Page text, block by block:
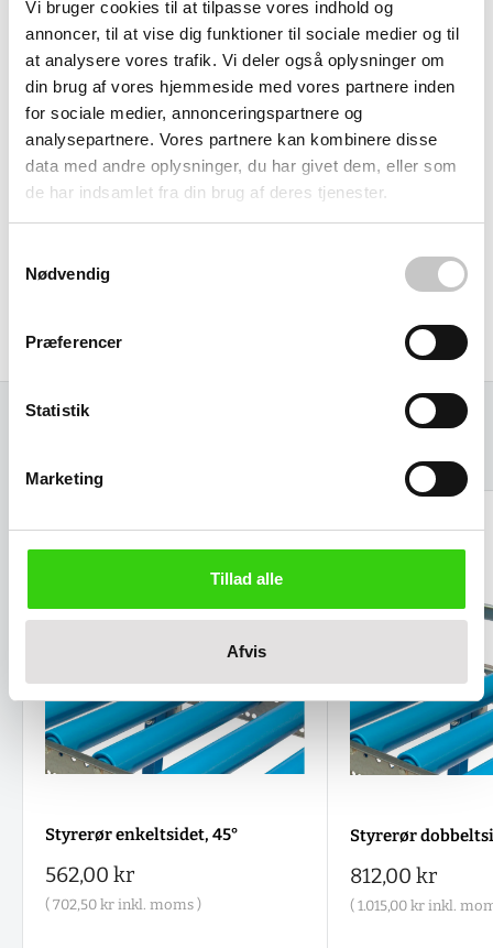
Vi bruger cookies til at tilpasse vores indhold og
annoncer, til at vise dig funktioner til sociale medier og til
at analysere vores trafik. Vi deler også oplysninger om
din brug af vores hjemmeside med vores partnere inden
for sociale medier, annonceringspartnere og
analysepartnere. Vores partnere kan kombinere disse
data med andre oplysninger, du har givet dem, eller som
de har indsamlet fra din brug af deres tjenester.
Nødvendig
Præferencer
Statistik
Marketing
Tillad alle
Afvis
hvilket giver fleksibilitet i håndtering af forskellige pakke-
og produktstørrelser. Med rullerafstande på 75 mm, 100
mm eller 125 mm og minimum 3 ruller under godset sikres
optimal støtte. Systemet kræver en hældning på ca. 2-5%
afhængig af godsets vægt og form.
Rullebanen leveres uden ben, så du kan vælge passende
støttesystem efter dine specifikke installationsbehov. Dette
og integrere med andre komponenter til komplette lager-
containere.
Styrerør enkeltsidet, 45°
Salgspris
562,00 kr
( 702,50 kr inkl. moms )
Styrerør
Salgspris
812,00 kr
( 1.015,00 krinkl.